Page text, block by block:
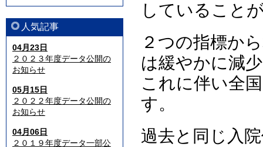
人気記事
04月23日
２０２３年度データ公開の
お知らせ
05月15日
２０２２年度データ公開の
お知らせ
04月06日
２０１９年度データ一部公
していること
２つの指標か
は緩やかに減
これに伴い全
す。
過去と同じ入